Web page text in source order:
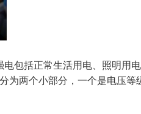
包括正常生活用电、照明用
两个小部分，一个是电压等